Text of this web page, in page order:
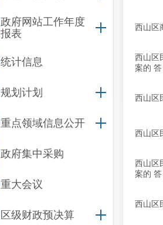
政府网站工作年度
报表
统计信息
规划计划
重点领域信息公开
政府集中采购
重大会议
区级财政预决算
西山区
西山区
案的
西山区
西山区
西山区
案的
西山区